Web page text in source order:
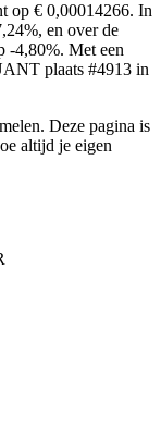
op € 0,00014266. In
en over de
-4,80%. Met een
plaats #4913 in
Deze pagina is
altijd je eigen